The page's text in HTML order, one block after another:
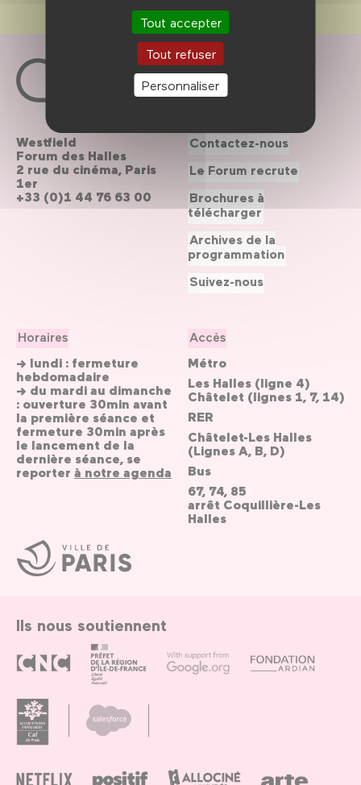
Tout accepter
Tout refuser
Personnaliser
Ville
de
Paris
Westfield
Forum des Halles
2 rue du cinéma, Paris
1er
+33 (0)1 44 76 63 00
Horaires
→ lundi : fermeture
hebdomadaire
→ du mardi au dimanche
: ouverture 30min avant
la première séance et
fermeture 30min après
le lancement de la
dernière séance, se
reporter à notre agenda
Accès
Métro
Les Halles (ligne 4)
Châtelet (lignes 1, 7, 14)
RER
Châtelet-Les Halles
(Lignes A, B, D)
Bus
67, 74, 85
arrêt Coquillière-Les
Halles
Contactez-nous
Le Forum recrute
Brochures à
télécharger
Archives de la
programmation
Suivez-nous
Ils nous soutiennent